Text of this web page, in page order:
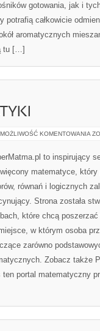
gotowania, jak i
potrafią całkowicie
aromatycznych
tu […]
MOŻLIWOŚĆ KOMENTOWANIA
to inspirujący
matematyce,
równań i logicznych
Strona została
które chcą
w którym osoba
zarówno
Zobacz także
portal matematyczny